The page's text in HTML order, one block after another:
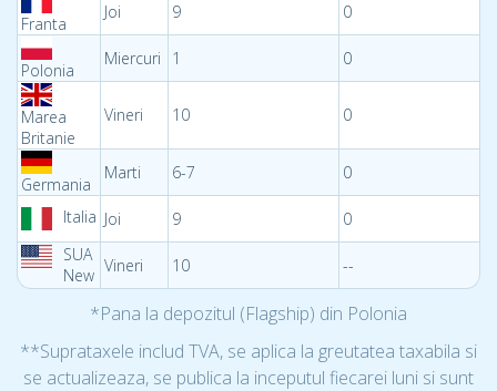
Franta
Joi 9 0
Polonia
Miercuri 1 0
Marea
Britanie
Vineri 10 0
Germania
Marti 6-7 0
Italia Joi 9
0
SUA
New Vineri 10 --
*Pana la depozitul (Flagship) din Polonia
**Suprataxele includ TVA, se aplica la greutatea taxabila si
se actualizeaza, se publica la inceputul fiecarei luni si sunt